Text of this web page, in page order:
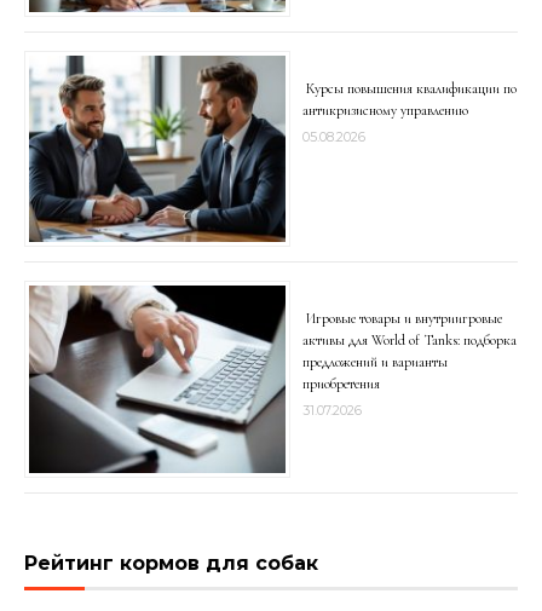
Курсы повышения квалификации по
антикризисному управлению
05.08.2026
Игровые товары и внутриигровые
активы для World of Tanks: подборка
предложений и варианты
приобретения
31.07.2026
Рейтинг кормов для собак